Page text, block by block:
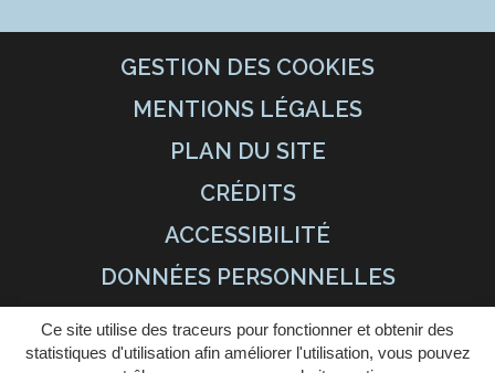
Ce site utilise des traceurs pour fonctionner et obtenir des
statistiques d'utilisation afin améliorer l'utilisation, vous pouvez
GESTION DES COOKIES
MENTIONS LÉGALES
PLAN DU SITE
CRÉDITS
ACCESSIBILITÉ
DONNÉES PERSONNELLES